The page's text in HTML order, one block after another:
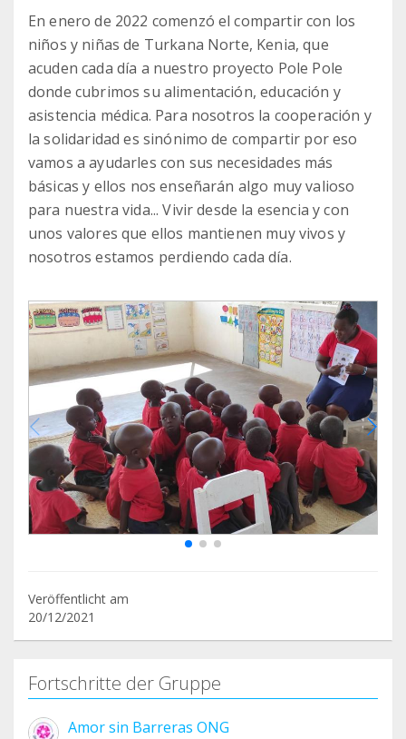
En enero de 2022 comenzó el compartir con los
niños y niñas de Turkana Norte, Kenia, que
acuden cada día a nuestro proyecto Pole Pole
donde cubrimos su alimentación, educación y
asistencia médica. Para nosotros la cooperación y
la solidaridad es sinónimo de compartir por eso
vamos a ayudarles con sus necesidades más
básicas y ellos nos enseñarán algo muy valioso
para nuestra vida... Vivir desde la esencia y con
unos valores que ellos mantienen muy vivos y
nosotros estamos perdiendo cada día.
Veröffentlicht am
20/12/2021
Fortschritte der Gruppe
Amor sin Barreras ONG